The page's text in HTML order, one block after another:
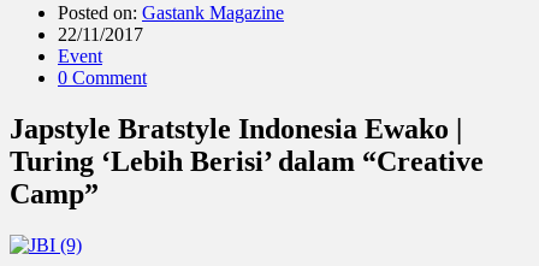
Posted on: Gastank Magazine
22/11/2017
Event
0 Comment
Japstyle Bratstyle Indonesia Ewako |
Turing ‘Lebih Berisi’ dalam “Creative
Camp”